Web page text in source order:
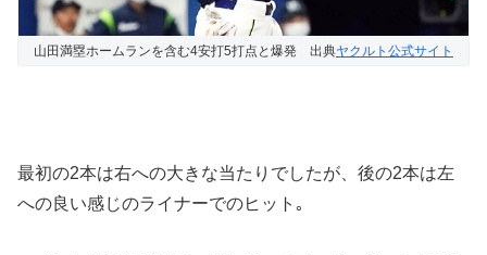
山田満塁ホームランを含む4安打5打点と爆発 出典ヤクルト公式サイト
最初の2本は右への大きな当たりでしたが、後の2本は左
への良い感じのライナーでのヒット｡